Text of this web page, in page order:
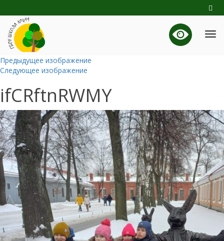
Предыдущее изображение
Следующее изображение
ifCRftnRWMY